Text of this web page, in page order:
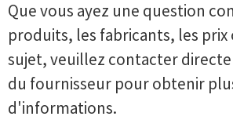
Que vous ayez une question
produits, les fabricants, les
sujet, veuillez contacter
du fournisseur pour obtenir
d'informations.